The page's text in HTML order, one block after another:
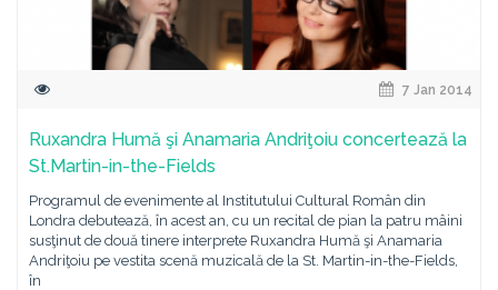
7 Jan 2014
Ruxandra Humă şi Anamaria Andriţoiu concertează la
St.Martin-in-the-Fields
Programul de evenimente al Institutului Cultural Român din
Londra debutează, în acest an, cu un recital de pian la patru mâini
susţinut de două tinere interprete Ruxandra Humă şi Anamaria
Andriţoiu pe vestita scenă muzicală de la St. Martin-in-the-Fields,
în